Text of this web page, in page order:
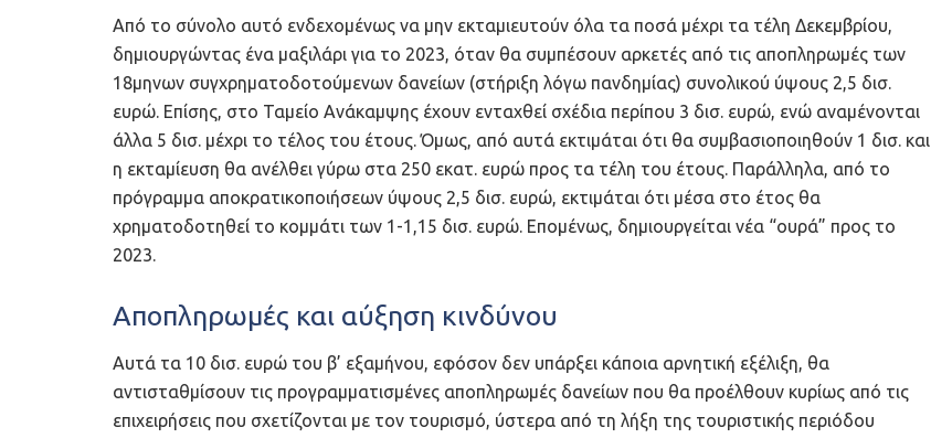
Από το σύνολο αυτό ενδεχομένως να μην εκταμιευτούν όλα τα ποσά μέχρι τα τέλη Δεκεμβρίου,
δημιουργώντας ένα μαξιλάρι για το 2023, όταν θα συμπέσουν αρκετές από τις αποπληρωμές των
18μηνων συγχρηματοδοτούμενων δανείων (στήριξη λόγω πανδημίας) συνολικού ύψους 2,5 δισ.
ευρώ. Επίσης, στο Ταμείο Ανάκαμψης έχουν ενταχθεί σχέδια περίπου 3 δισ. ευρώ, ενώ αναμένονται
άλλα 5 δισ. μέχρι το τέλος του έτους. Όμως, από αυτά εκτιμάται ότι θα συμβασιοποιηθούν 1 δισ. και
η εκταμίευση θα ανέλθει γύρω στα 250 εκατ. ευρώ προς τα τέλη του έτους. Παράλληλα, από το
πρόγραμμα αποκρατικοποιήσεων ύψους 2,5 δισ. ευρώ, εκτιμάται ότι μέσα στο έτος θα
χρηματοδοτηθεί το κομμάτι των 1-1,15 δισ. ευρώ. Επομένως, δημιουργείται νέα “ουρά” προς το
2023.
Αποπληρωμές και αύξηση κινδύνου
Αυτά τα 10 δισ. ευρώ του β’ εξαμήνου, εφόσον δεν υπάρξει κάποια αρνητική εξέλιξη, θα
αντισταθμίσουν τις προγραμματισμένες αποπληρωμές δανείων που θα προέλθουν κυρίως από τις
επιχειρήσεις που σχετίζονται με τον τουρισμό, ύστερα από τη λήξη της τουριστικής περιόδου